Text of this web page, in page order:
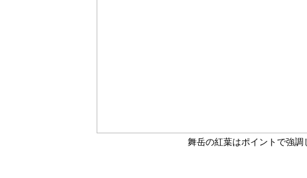
舞岳の紅葉はポイントで強調